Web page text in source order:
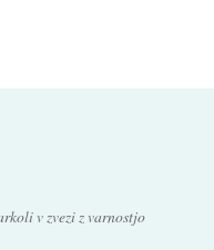
v zvezi z varnostjo